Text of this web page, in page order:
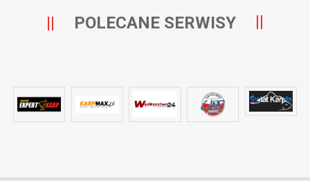
POLECANE SERWISY